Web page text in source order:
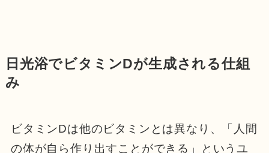
日光浴でビタミンDが生成される仕組
み
ビタミンDは他のビタミンとは異なり、「人間
の体が自ら作り出すことができる」というユ